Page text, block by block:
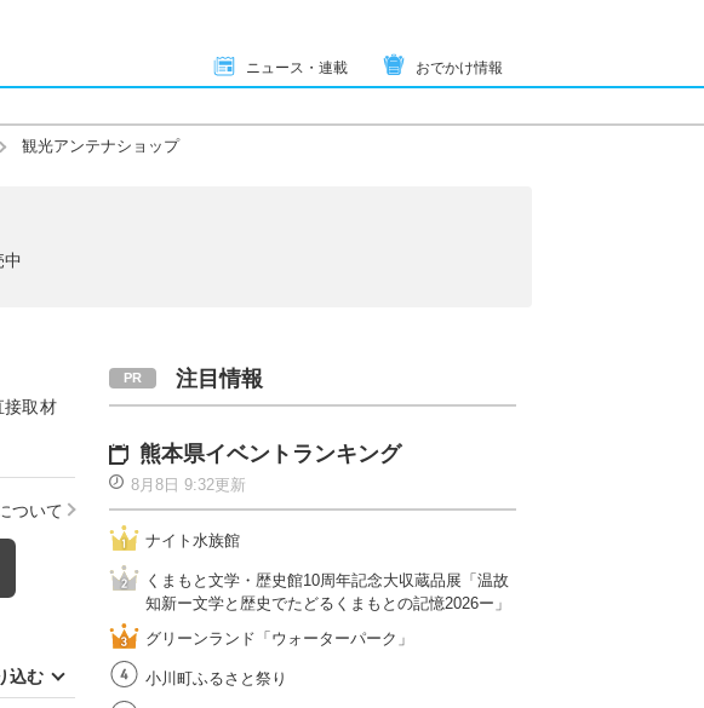
ニュース・連載 おでかけ情報
観光アンテナショップ
接取材
ついて
込む
注目情報
熊本県イベントランキング
8月8日 9:32更新
ナイト水族館
くまもと文学・歴史館10周年記念大収蔵品展「温故
知新ー文学と歴史でたどるくまもとの記憶2026ー」
グリーンランド「ウォーターパーク」
小川町ふるさと祭り